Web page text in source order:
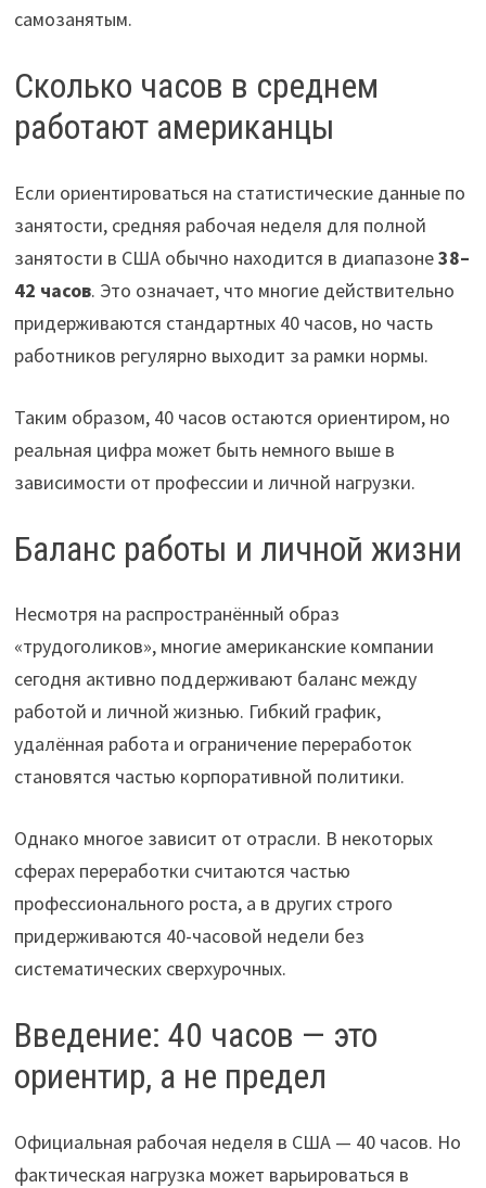
самозанятым.
Сколько часов в среднем
работают американцы
Если ориентироваться на статистические данные по
занятости, средняя рабочая неделя для полной
занятости в США обычно находится в диапазоне38–
42 часов. Это означает, что многие действительно
придерживаются стандартных 40 часов, но часть
работников регулярно выходит за рамки нормы.
Таким образом, 40 часов остаются ориентиром, но
реальная цифра может быть немного выше в
зависимости от профессии и личной нагрузки.
Баланс работы и личной жизни
Несмотря на распространённый образ
«трудоголиков», многие американские компании
сегодня активно поддерживают баланс между
работой и личной жизнью. Гибкий график,
удалённая работа и ограничение переработок
становятся частью корпоративной политики.
Однако многое зависит от отрасли. В некоторых
сферах переработки считаются частью
профессионального роста, а в других строго
придерживаются 40-часовой недели без
систематических сверхурочных.
Введение: 40 часов — это
ориентир, а не предел
Официальная рабочая неделя в США — 40 часов. Но
фактическая нагрузка может варьироваться в